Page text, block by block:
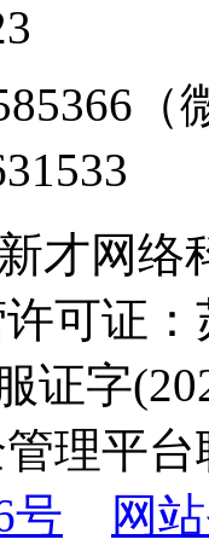
（
才网络
可证
证字
理平
号
网